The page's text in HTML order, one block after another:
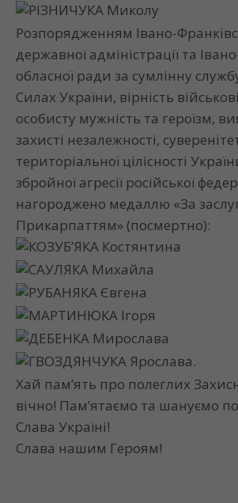
РІЗНИЧУКА Миколу
Розпорядженням Івано-
державної адміністрації та
обласної ради за сумлінну
Силах України, вірність
особисту мужність та героїзм,
захисті незалежності,
територіальної цілісності
збройної агресії російської
нагороджено медаллю «За
Прикарпаттям» (посмертно):
КОЗУБ’ЯКА Костянтина
САУЛЯКА Михайла
РУБАНЯКА Євгена
МАРТИНЮКА Ігоря
ДЕБЕНКА Мирослава
ГВОЗДЯНЧУКА Ярослава.
Хай пам’ять про полеглих
вічно! Пам’ятаємо та шануємо
Слава Україні!
Слава нашим Героям!